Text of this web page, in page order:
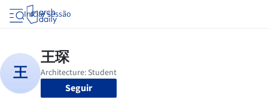
Iniciar sessão
Seguir